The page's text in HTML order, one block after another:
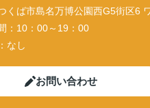
くば市島名万博公園西G5街区6
： 10：00～19：00
なし
お問い合わせ